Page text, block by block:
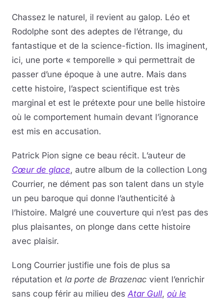
Chassez le naturel, il revient au galop. Léo et
Rodolphe sont des adeptes de l’étrange, du
fantastique et de la science-fiction. Ils imaginent,
ici, une porte « temporelle » qui permettrait de
passer d’une époque à une autre. Mais dans
cette histoire, l’aspect scientifique est très
marginal et est le prétexte pour une belle histoire
où le comportement humain devant l’ignorance
est mis en accusation.
Patrick Pion signe ce beau récit. L’auteur de
Cœur de glace, autre album de la collection Long
Courrier, ne dément pas son talent dans un style
un peu baroque qui donne l’authenticité à
l’histoire. Malgré une couverture qui n’est pas des
plus plaisantes, on plonge dans cette histoire
avec plaisir.
Long Courrier justifie une fois de plus sa
réputation et la porte de Brazenac vient l’enrichir
sans coup férir au milieu desAtar Gull, où le